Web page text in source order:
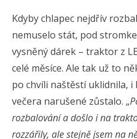
Kdyby chlapec nejdřív
nemuselo stát, pod
vysněný dárek – traktor z
celé měsíce. Ale tak už to
po chvíli naštěstí uklidnila,
večera narušené zůstalo. „
rozbalování a došlo i na
rozzářily, ale stejně jsem na